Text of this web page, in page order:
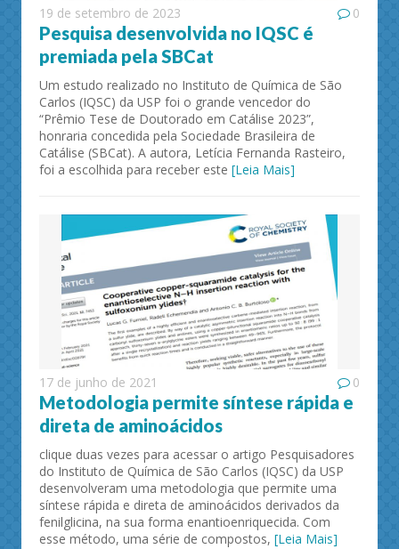
19 de setembro de 2023 0
Pesquisa desenvolvida no IQSC é
premiada pela SBCat
Um estudo realizado no Instituto de Química de São
Carlos (IQSC) da USP foi o grande vencedor do
“Prêmio Tese de Doutorado em Catálise 2023”,
honraria concedida pela Sociedade Brasileira de
Catálise (SBCat). A autora, Letícia Fernanda Rasteiro,
foi a escolhida para receber este [Leia Mais]
17 de junho de 2021 0
Metodologia permite síntese rápida e
direta de aminoácidos
clique duas vezes para acessar o artigo Pesquisadores
do Instituto de Química de São Carlos (IQSC) da USP
desenvolveram uma metodologia que permite uma
síntese rápida e direta de aminoácidos derivados da
fenilglicina, na sua forma enantioenriquecida. Com
esse método, uma série de compostos, [Leia Mais]